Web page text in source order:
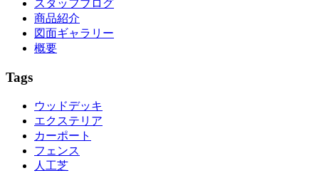
スタッフブログ
商品紹介
図面ギャラリー
概要
Tags
ウッドデッキ
エクステリア
カーポート
フェンス
人工芝